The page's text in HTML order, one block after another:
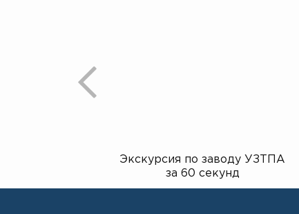
Экскурсия по заводу УЗТПА
за 60 секунд